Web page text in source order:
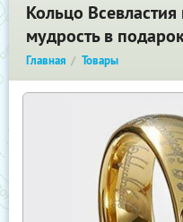
Кольцо
мудрость в
Главная Товары